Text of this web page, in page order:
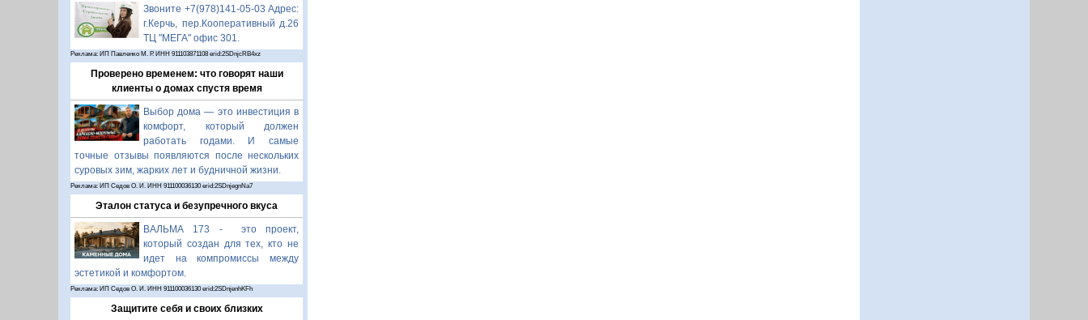
Звоните +7(978)141-05-03 Адрес:
г.Керчь, пер.Кооперативный д.26
ТЦ "МЕГА" офис 301.
Реклама: ИП Павленко М. Р. ИНН 911103871108 erid:2SDnjcRB4xz
Проверено временем: что говорят наши
клиенты о домах спустя время
Выбор дома — это инвестиция в
комфорт, который должен
работать годами. И самые
точные отзывы появляются после нескольких
суровых зим, жарких лет и будничной жизни.
Реклама: ИП Седов О. И. ИНН 911100036130 erid:2SDnjegnNa7
Эталон статуса и безупречного вкуса
ВАЛЬМА 173 - это проект,
который создан для тех, кто не
идет на компромиссы между
эстетикой и комфортом.
Реклама: ИП Седов О. И. ИНН 911100036130 erid:2SDnjenhKFh
Защитите себя и своих близких